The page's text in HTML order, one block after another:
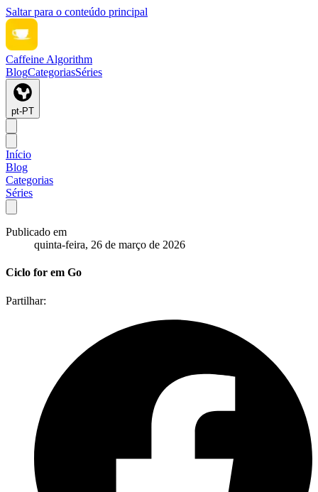
Saltar para o conteúdo principal
Caffeine Algorithm
BlogCategoriasSéries
pt-PT
Início
Blog
Categorias
Séries
Publicado em
quinta-feira, 26 de março de 2026
Ciclo for em Go
Partilhar: